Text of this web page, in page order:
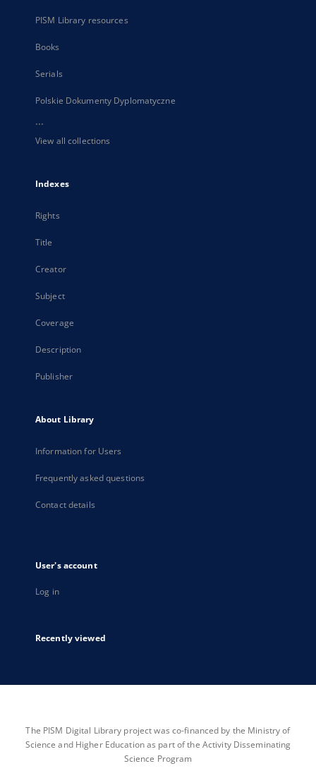
PISM Library resources
Books
Serials
Polskie Dokumenty Dyplomatyczne
...
View all collections
Indexes
Rights
Title
Creator
Subject
Coverage
Description
Publisher
About Library
Information for Users
Frequently asked questions
Contact details
User's account
Log in
Recently viewed
The PISM Digital Library project was co-financed by the Ministry of
Science and Higher Education as part of the Activity Disseminating
Science Program